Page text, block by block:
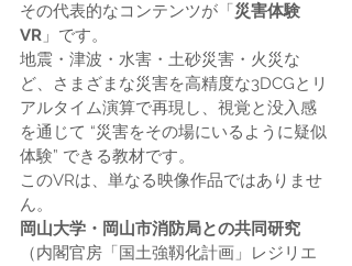
その代表的なコンテンツが「災害体験
VR 」です。
地震・津波・水害・土砂災害・火災な
ど、さまざまな災害を高精度な3DCGとリ
アルタイム演算で再現し、視覚と没入感
を通じて “災害をその場にいるように疑似
体験” できる教材です。
このVRは、単なる映像作品ではありませ
ん。
岡山大学・岡山市消防局との共同研究
（内閣官房「国土強靱化計画」レジリエ